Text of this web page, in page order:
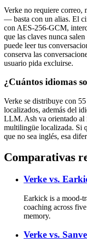
Verke no requiere correo,
— basta con un alias. El
con AES-256-GCM,
que las claves nunca
puede leer tus
conserva las
usuario pida excluirse.
¿Cuántos idiomas
Verke se distribuye con
localizados, además del
LLM. Ash va orientado al
multilingüe localizada. Si
que no sea inglés, esa
Comparativas
Verke vs.
Earkick is a mood-
coaching across
memory.
Verke vs.